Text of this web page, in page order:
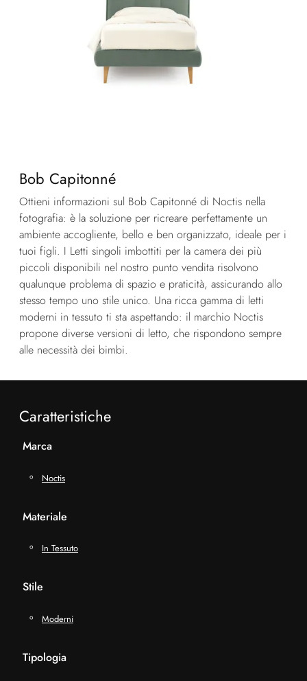
Bob Capitonné
Ottieni informazioni sul Bob Capitonné di Noctis nella
fotografia: è la soluzione per ricreare perfettamente un
ambiente accogliente, bello e ben organizzato, ideale per i
tuoi figli. I Letti singoli imbottiti per la camera dei più
piccoli disponibili nel nostro punto vendita risolvono
qualunque problema di spazio e praticità, assicurando allo
stesso tempo uno stile unico. Una ricca gamma di letti
moderni in tessuto ti sta aspettando: il marchio Noctis
propone diverse versioni di letto, che rispondono sempre
alle necessità dei bimbi.
Caratteristiche
Marca
Noctis
Materiale
In Tessuto
Stile
Moderni
Tipologia